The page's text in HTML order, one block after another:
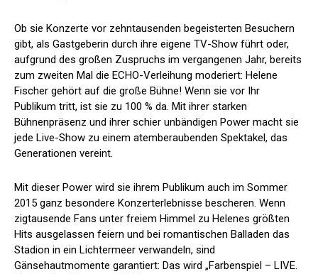
Ob sie Konzerte vor zehntausenden begeisterten Besuchern
gibt, als Gastgeberin durch ihre eigene TV-Show führt oder,
aufgrund des großen Zuspruchs im vergangenen Jahr, bereits
zum zweiten Mal die ECHO-Verleihung moderiert: Helene
Fischer gehört auf die große Bühne! Wenn sie vor Ihr
Publikum tritt, ist sie zu 100 % da. Mit ihrer starken
Bühnenpräsenz und ihrer schier unbändigen Power macht sie
jede Live-Show zu einem atemberaubenden Spektakel, das
Generationen vereint.
Mit dieser Power wird sie ihrem Publikum auch im Sommer
2015 ganz besondere Konzerterlebnisse bescheren. Wenn
zigtausende Fans unter freiem Himmel zu Helenes größten
Hits ausgelassen feiern und bei romantischen Balladen das
Stadion in ein Lichtermeer verwandeln, sind
Gänsehautmomente garantiert: Das wird „Farbenspiel – LIVE.